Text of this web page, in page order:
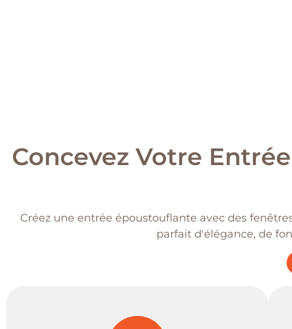
Concevez Votre
Créez une entrée époustouflante avec des
parfait d'élégance, de